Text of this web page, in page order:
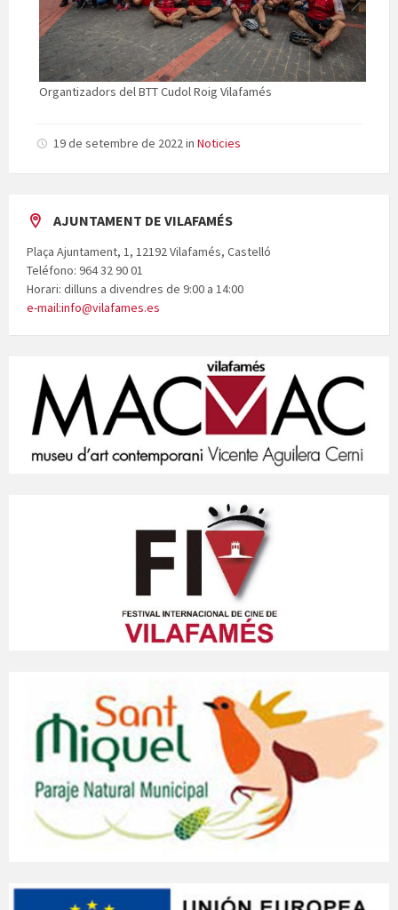
Organtizadors del BTT Cudol Roig Vilafamés
19 de setembre de 2022in Noticies
AJUNTAMENT DE VILAFAMÉS
Plaça Ajuntament, 1, 12192 Vilafamés, Castelló
Teléfono: 964 32 90 01
Horari: dilluns a divendres de 9:00 a 14:00
e-mail:info@vilafames.es